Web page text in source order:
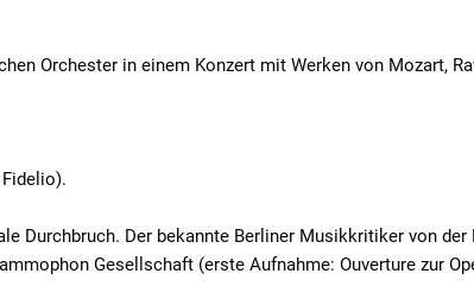
Orchester in einem Konzert mit Werken von Mozart,
Durchbruch. Der bekannte Berliner Musikkritiker von
Gesellschaft (erste Aufnahme: Ouverture zur